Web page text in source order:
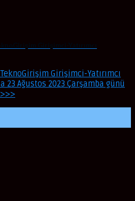
TeknoGirişim Girişimci-Yatırımcı
23 Ağustos 2023 Çarşamba günü